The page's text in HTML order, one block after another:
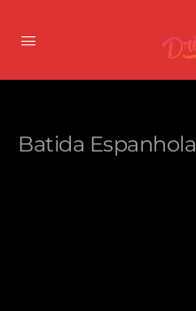
Batida Espanhola